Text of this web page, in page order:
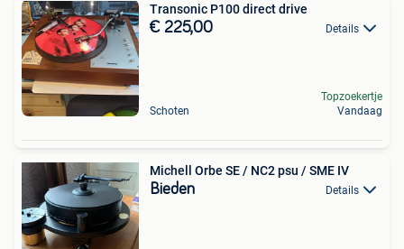
Transonic P100 direct drive
€ 225,00 Details
Schoten
Topzoekertje
Vandaag
Michell Orbe SE / NC2 psu / SME IV
Bieden Details